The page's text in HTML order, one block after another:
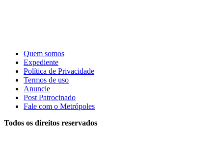
Quem somos
Expediente
Política de Privacidade
Termos de uso
Anuncie
Post Patrocinado
Fale com o Metrópoles
Todos os direitos reservados